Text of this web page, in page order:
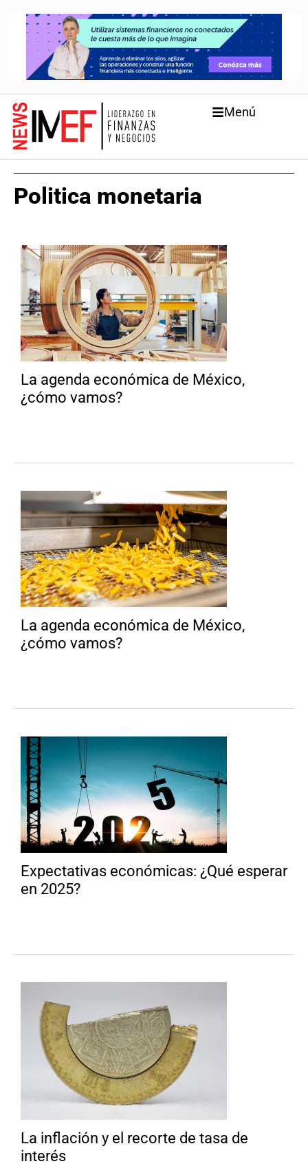
Menú
Politica monetaria
La agenda económica de México,
¿cómo vamos?
La agenda económica de México,
¿cómo vamos?
Expectativas económicas: ¿Qué esperar
en 2025?
La inflación y el recorte de tasa de
interés